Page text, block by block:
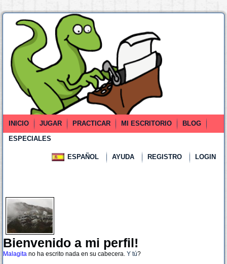
INICIO JUGAR PRACTICAR MI ESCRITORIO
BLOG
ESPECIALES
ESPAÑOL AYUDA REGISTRO LOGIN
Bienvenido a mi perfil!
Malagita no ha escrito nada en su cabecera. Y tú?